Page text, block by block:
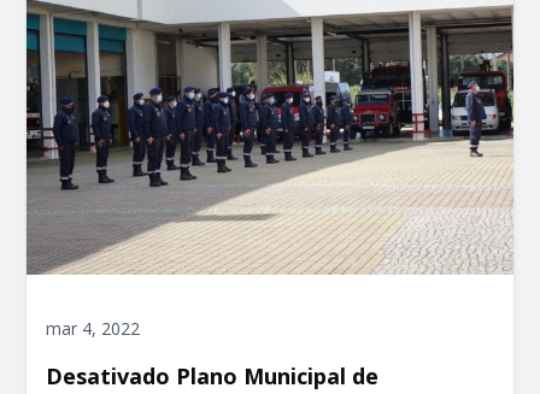
mar 4, 2022
Desativado Plano Municipal de